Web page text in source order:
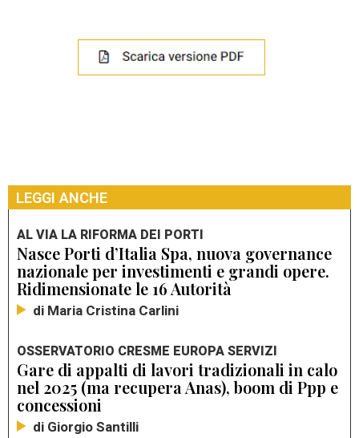
LEGGI ANCHE
AL VIA LA RIFORMA DEI PORTI
Nasce Porti d’Italia Spa, nuova governance
nazionale per investimenti e grandi opere.
Ridimensionate le 16 Autorità
di Maria Cristina Carlini
OSSERVATORIO CRESME EUROPA SERVIZI
Gare di appalti di lavori tradizionali in calo
nel 2025 (ma recupera Anas), boom di Ppp e
concessioni
di Giorgio Santilli